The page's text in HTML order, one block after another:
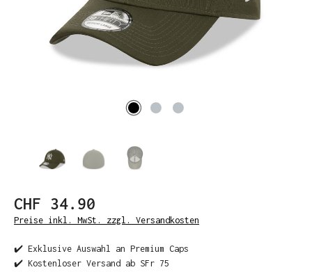
CHF 34.90
Preise inkl. MwSt. zzgl. Versandkosten
✔️ Exklusive Auswahl an Premium Caps
✔️ Kostenloser Versand ab SFr 75